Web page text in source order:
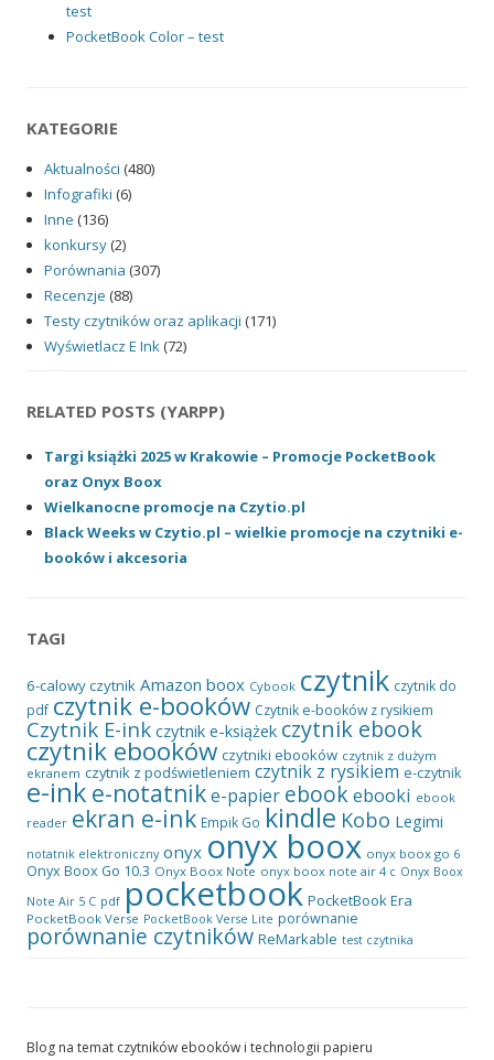
test
PocketBook Color – test
KATEGORIE
Aktualności (480)
Infografiki (6)
Inne (136)
konkursy(2)
Porównania (307)
Recenzje (88)
Testy czytników oraz aplikacji (171)
Wyświetlacz E Ink(72)
RELATED POSTS (YARPP)
Targi książki 2025 w Krakowie – Promocje PocketBook
oraz Onyx Boox
Wielkanocne promocje na Czytio.pl
Black Weeks w Czytio.pl – wielkie promocje na czytniki e-
booków i akcesoria
TAGI
6-calowy czytnik Amazon boox Cybook czytnik czytnik do
pdf czytnik e-booków Czytnik e-booków z rysikiem
Czytnik E-ink czytnik e-książek czytnik ebook
czytnik ebooków czytniki ebooków czytnik z dużym
ekranem czytnik z podświetleniem czytnik z rysikiem e-czytnik
e-ink e-notatnike-papier ebookebooki ebook
reader ekran e-ink Empik Go kindle Kobo Legimi
notatnik elektroniczny onyx onyx boox onyx boox go 6
Onyx Boox Go 10.3 Onyx Boox Note onyx boox note air 4 c Onyx Boox
Note Air 5 C pdf pocketbook PocketBook Era
PocketBook Verse PocketBook Verse Lite porównanie
porównanie czytników ReMarkable test czytnika
Blog na temat czytników ebooków i technologii papieru